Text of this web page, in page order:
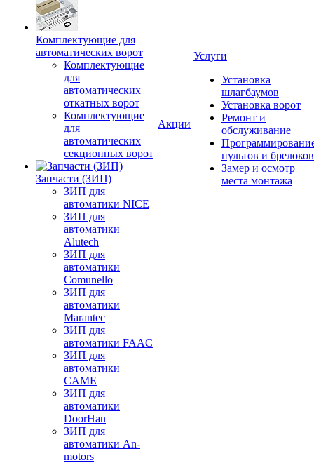
Комплектующие для
автоматических ворот
Комплектующие
для
автоматических
откатных ворот
Комплектующие
для
автоматических
секционных ворот
Запчасти (ЗИП)
ЗИП для
автоматики NICE
ЗИП для
автоматики
Alutech
ЗИП для
автоматики
Comunello
ЗИП для
автоматики
Marantec
ЗИП для
автоматики FAAC
ЗИП для
автоматики
CAME
ЗИП для
автоматики
DoorHan
ЗИП для
автоматики An-
motors
Акции
Услуги
Установка
шлагбаумов
Установка ворот
Ремонт и
обслуживание
пультов и брелоков
Замер и осмотр
места монтажа